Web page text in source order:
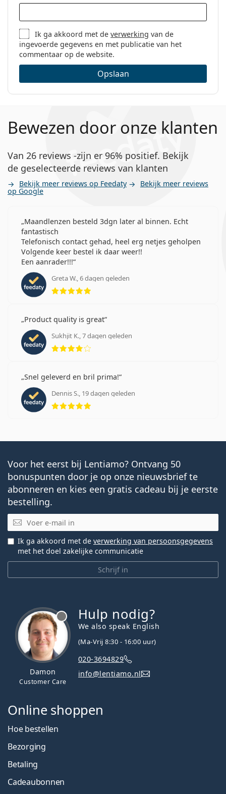
Ik ga akkoord met deverwerking van de
ingevoerde gegevens en met publicatie van het
commentaar op de website.
Opslaan
Bewezen door onze klanten
Van 26 reviews -zijn er 96% positief. Bekijk
de geselecteerde reviews van klanten
Bekijk meer reviews op Feedaty Bekijk meer reviews
op Google
Maandlenzen besteld 3dgn later al binnen. Echt
fantastisch
Telefonisch contact gehad, heel erg netjes geholpen
Volgende keer bestel ik daar weer!!
Een aanrader!!!
Greta W., 6 dagen geleden
Beoordeling 5 van 5
Product quality is great
Sukhjit K., 7 dagen geleden
Beoordeling 4 van 5
Snel geleverd en bril prima!
Dennis S., 19 dagen geleden
Beoordeling 5 van 5
Voor het eerst bij Lentiamo? Ontvang 50
bonuspunten door je op onze nieuwsbrief te
abonneren en kies een gratis cadeau bij je eerste
bestelling.
E-mail
Schrijf in
Ik ga akkoord met de verwerking van persoonsgegevens
met het doel zakelijke communicatie
Damon
Customer Care
Hulp nodig?
We also speak English
(Ma-Vrij 8:30 - 16:00 uur)
020-3694829
info@lentiamo.nl
Online shoppen
Hoe bestellen
Bezorging
Betaling
Cadeaubonnen